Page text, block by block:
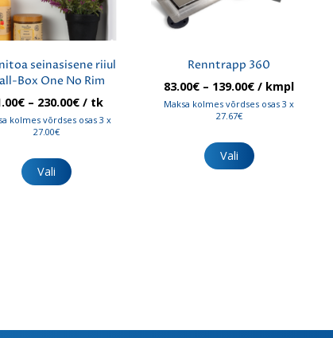
seinasisene riiul
Box One No Rim
€ – 230.00€Hinnavahemik:
81.00€
/ tk
kolmes võrdses osas 3 x
27.00€
Vali
tootel
Renntrapp 360
83.00€ – 139.00€Hinnavahemik:
83.00€
/ kmpl
Maksa kolmes võrdses osas 3 x
27.67€
Vali
tootel